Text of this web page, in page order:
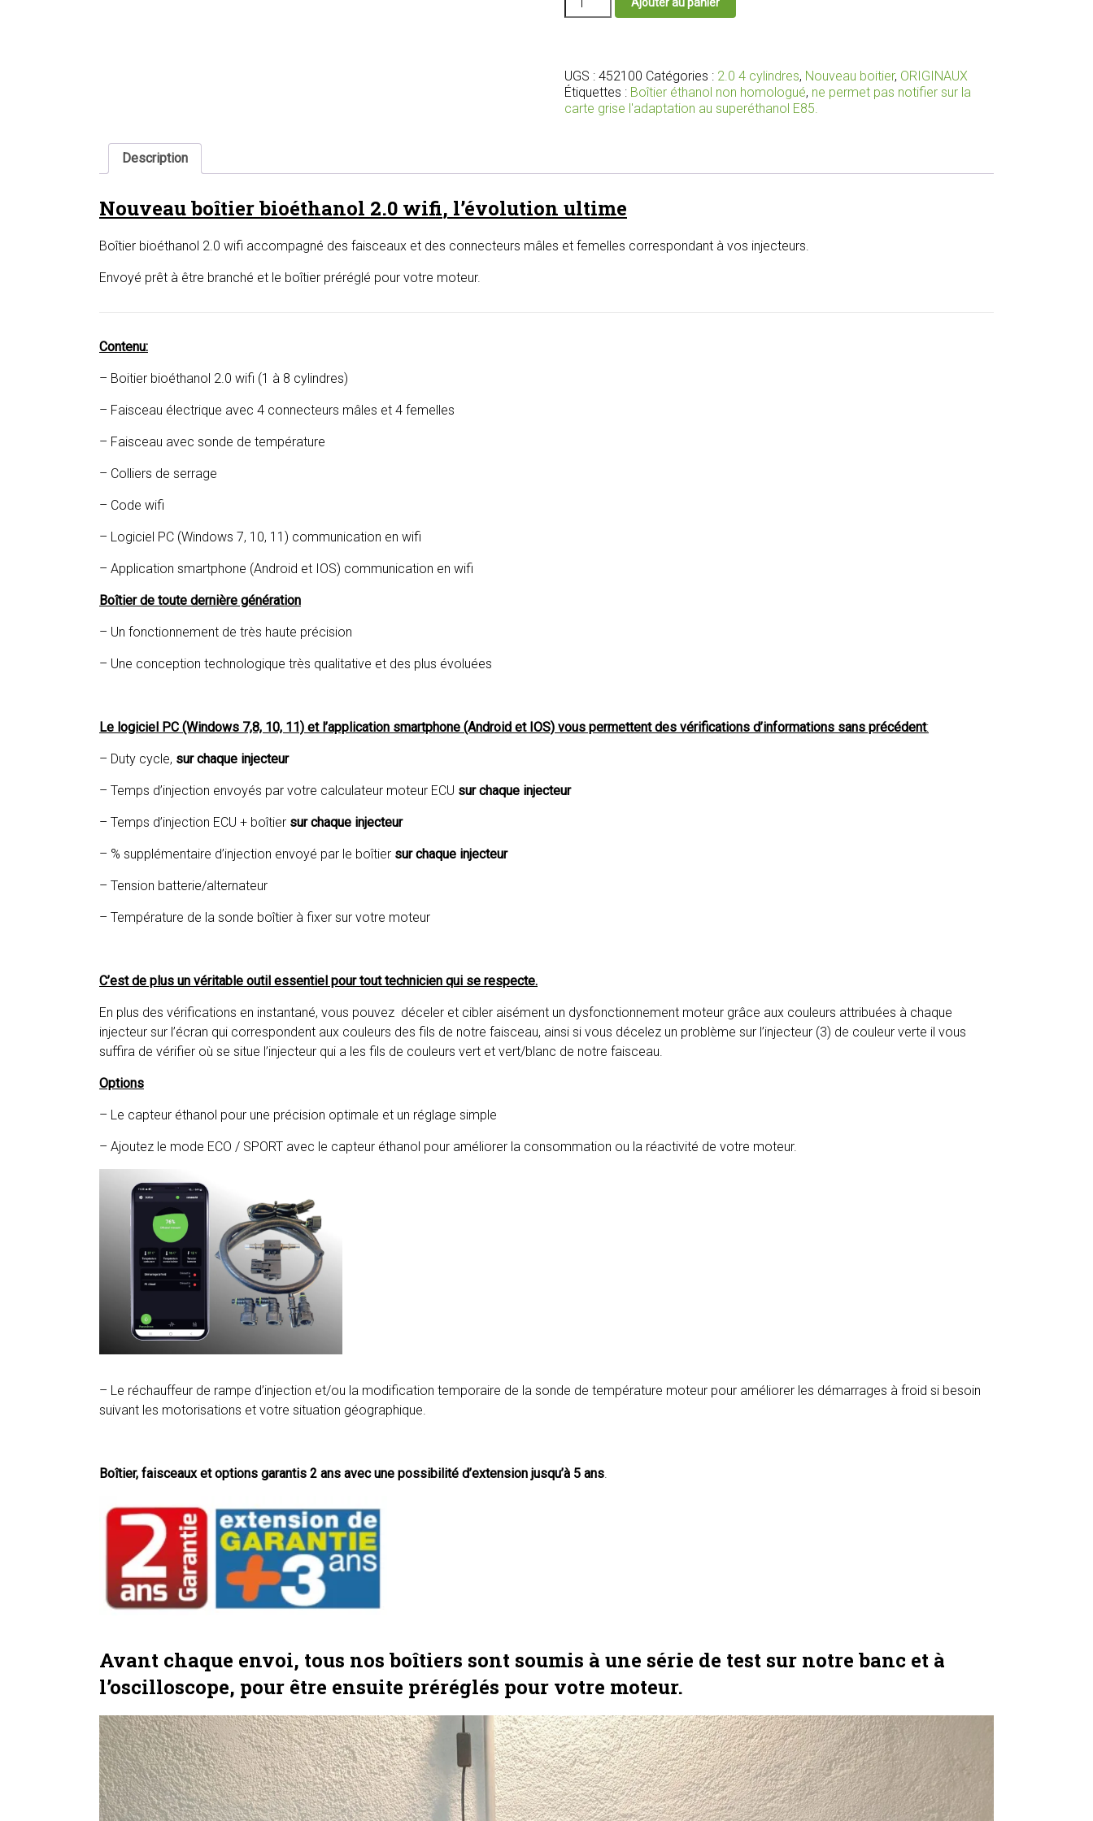
2.0
wifi
avec
adaptés
votre
moteur
Ajouter au panier
UGS : 452100 Catégories : 2.0 4 cylindres, Nouveau boitier, ORIGINAUX
Étiquettes : Boîtier éthanol non homologué, ne permet pas notifier sur la
carte grise l'adaptation au superéthanol E85.
Description
Nouveau boîtier bioéthanol 2.0 wifi, l’évolution ultime
Boîtier bioéthanol 2.0 wifi accompagné des faisceaux et des connecteurs mâles et femelles correspondant à vos injecteurs.
Envoyé prêt à être branché et le boîtier préréglé pour votre moteur.
Contenu:
– Boitier bioéthanol 2.0 wifi (1 à 8 cylindres)
– Faisceau électrique avec 4 connecteurs mâles et 4 femelles
– Faisceau avec sonde de température
– Colliers de serrage
– Code wifi
– Logiciel PC (Windows 7, 10, 11) communication en wifi
– Application smartphone (Android et IOS) communication en wifi
Boîtier de toute dernière génération
– Un fonctionnement de très haute précision
– Une conception technologique très qualitative et des plus évoluées
Le logiciel PC (Windows 7,8, 10, 11) et l’application smartphone (Android et IOS) vous permettent des vérifications d’informations sans précédent:
– Duty cycle, sur chaque injecteur
– Temps d’injection envoyés par votre calculateur moteur ECU sur chaque injecteur
– Temps d’injection ECU + boîtier sur chaque injecteur
– % supplémentaire d’injection envoyé par le boîtier sur chaque injecteur
– Tension batterie/alternateur
– Température de la sonde boîtier à fixer sur votre moteur
C’est de plus un véritable outil essentiel pour tout technicien qui se respecte.
En plus des vérifications en instantané, vous pouvez déceler et cibler aisément un dysfonctionnement moteur grâce aux couleurs attribuées à chaque
injecteur sur l’écran qui correspondent aux couleurs des fils de notre faisceau, ainsi si vous décelez un problème sur l’injecteur (3) de couleur verte il vous
suffira de vérifier où se situe l’injecteur qui a les fils de couleurs vert et vert/blanc de notre faisceau.
Options
– Le capteur éthanol pour une précision optimale et un réglage simple
– Ajoutez le mode ECO / SPORT avec le capteur éthanol pour améliorer la consommation ou la réactivité de votre moteur.
– Le réchauffeur de rampe d’injection et/ou la modification temporaire de la sonde de température moteur pour améliorer les démarrages à froid si besoin
suivant les motorisations et votre situation géographique.
Boîtier, faisceaux et options garantis 2 ans avec une possibilité d’extension jusqu’à 5 ans.
Avant chaque envoi, tous nos boîtiers sont soumis à une série de test sur notre banc et à
l’oscilloscope, pour être ensuite préréglés pour votre moteur.